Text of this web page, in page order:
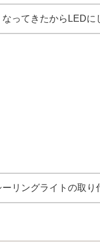
ってきたからLEDに
リングライトの取り